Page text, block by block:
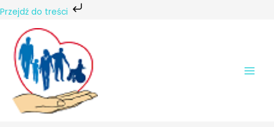
Przejdź do treści
treści